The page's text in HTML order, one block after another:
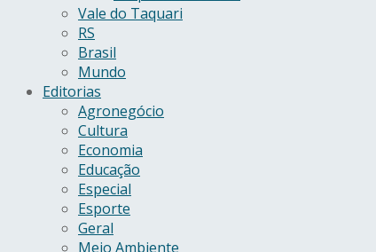
Vale do Taquari
RS
Brasil
Mundo
Editorias
Agronegócio
Cultura
Economia
Educação
Especial
Esporte
Geral
Meio Ambiente